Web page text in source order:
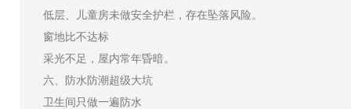
低层、儿童房未做安全护栏，存在坠落风险。
窗地比不达标
采光不足，屋内常年昏暗。
六、防水防潮超级大坑
卫生间只做一遍防水